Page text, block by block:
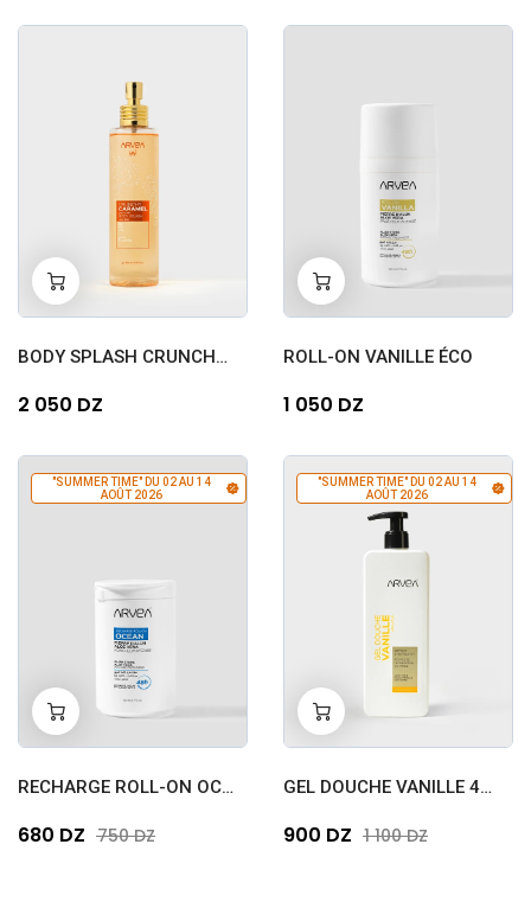
- 0+
BODY SPLASH CRUNCHY CARAME...
2 050 DZ
- 0+
ROLL-ON VANILLE ÉCO
1 050 DZ
"SUMMER TIME" DU 02 AU 14
AOÛT 2026
- 0+
RECHARGE ROLL-ON OCEAN ÉCO
680 DZ 750 DZ
"SUMMER TIME" DU 02 AU 14
AOÛT 2026
- 0+
GEL DOUCHE VANILLE 400 ML
900 DZ 1 100 DZ